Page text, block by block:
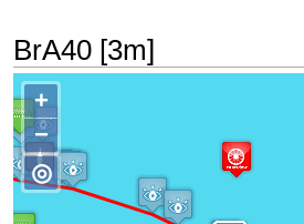
BrA40 [3m]
+
−
◎